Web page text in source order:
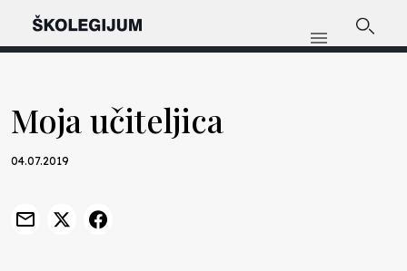
Moja učiteljica
04.07.2019